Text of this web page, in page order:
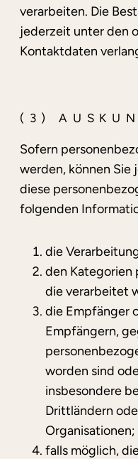
verarbeiten. Die
jederzeit unter den
Kontaktdaten
(3)
Sofern
werden, können
diese
folgenden
die
den Kategorien
die verarbeitet
die Empfänger
Empfängern,
worden sind
insbesondere
Drittländern
Organisationen;
falls möglich,